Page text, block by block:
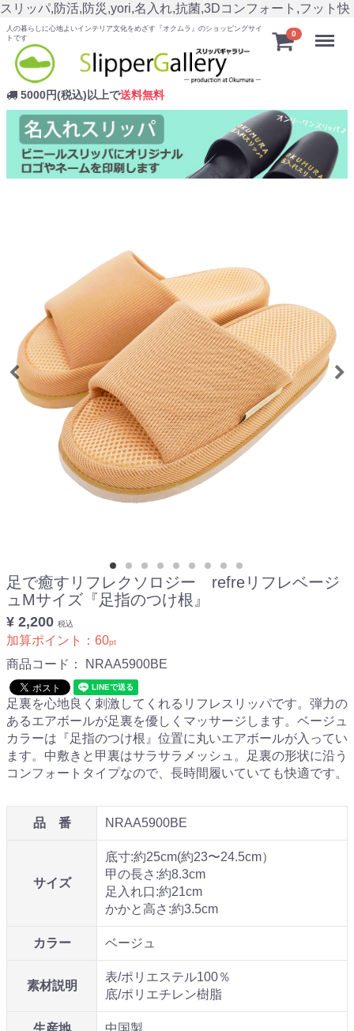
スリッパ,防活,防災,yori,名入れ,抗菌,3Dコンフォート,フット快
人の暮らしに心地よいインテリア文化をめざす『オクムラ』のショッピングサイ
トです
5000円(税込)以上で送料無料
0 Menu
足で癒すリフレクソロジー refreリフレベージ
ュMサイズ『足指のつけ根』
¥ 2,200 税込
加算ポイント： 60pt
商品コード： NRAA5900BE
足裏を心地良く刺激してくれるリフレスリッパです。弾力の
あるエアボールが足裏を優しくマッサージします。ベージュ
カラーは『足指のつけ根』位置に丸いエアボールが入ってい
ます。中敷きと甲裏はサラサラメッシュ。足裏の形状に沿う
コンフォートタイプなので、長時間履いていても快適です。
品 番 NRAA5900BE
サイズ
底寸:約25cm(約23〜24.5cm）
甲の長さ:約8.3cm
足入れ口:約21cm
かかと高さ:約3.5cm
カラー ベージュ
素材説明
表/ポリエステル100％
底/ポリエチレン樹脂
生産地
中国製